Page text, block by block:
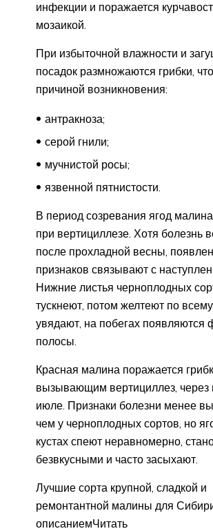
инфекции и поражается
мозаикой.
При избыточной влажности и
посадок размножаются грибки,
причиной возникновения:
антракноза;
серой гнили;
мучнистой росы;
язвенной пятнистости.
В период созревания ягод
при вертициллезе. Хотя болезнь
после прохладной весны,
признаков связывают с
Нижние листья черноплодных
тускнеют, потом желтеют по всему
увядают, на побегах появляются
полосы.
Красная малина поражается
вызывающим вертициллез,
июле. Признаки болезни менее
чем у черноплодных сортов, но
кустах спеют неравномерно,
безвкусными и часто засыхают.
Лучшие сорта крупной, сладкой и
ремонтантной малины для
описаниемЧитать